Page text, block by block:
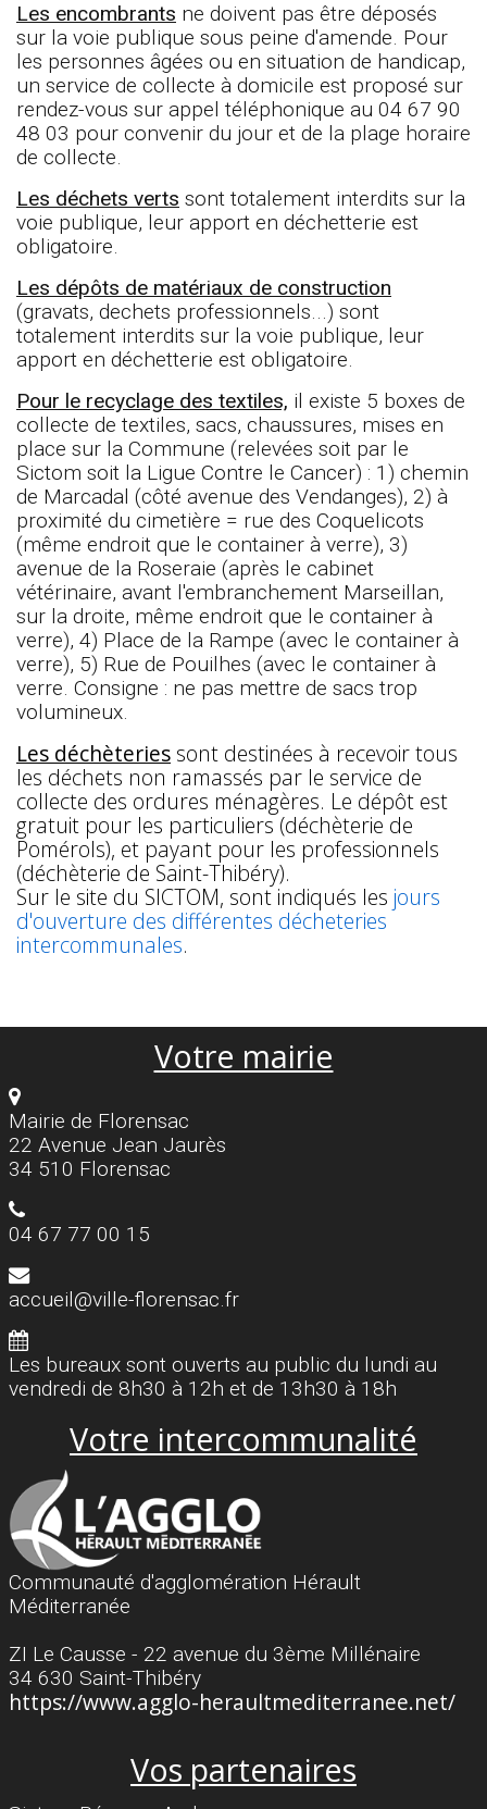
Les encombrants ne doivent pas être déposés
sur la voie publique sous peine d'amende. Pour
les personnes âgées ou en situation de handicap,
un service de collecte à domicile est proposé sur
rendez-vous sur appel téléphonique au 04 67 90
48 03 pour convenir du jour et de la plage horaire
de collecte.
Les déchets verts sont totalement interdits sur la
voie publique, leur apport en déchetterie est
obligatoire.
Les dépôts de matériaux de construction
(gravats, dechets professionnels...) sont
totalement interdits sur la voie publique, leur
apport en déchetterie est obligatoire.
Pour le recyclage des textiles, il existe 5 boxes de
collecte de textiles, sacs, chaussures, mises en
place sur la Commune (relevées soit par le
Sictom soit la Ligue Contre le Cancer) : 1) chemin
de Marcadal (côté avenue des Vendanges), 2) à
proximité du cimetière = rue des Coquelicots
(même endroit que le container à verre), 3)
avenue de la Roseraie (après le cabinet
vétérinaire, avant l'embranchement Marseillan,
sur la droite, même endroit que le container à
verre), 4) Place de la Rampe (avec le container à
verre), 5) Rue de Pouilhes (avec le container à
verre. Consigne : ne pas mettre de sacs trop
volumineux.
Les déchèteries sont destinées à recevoir tous
les déchets non ramassés par le service de
collecte des ordures ménagères. Le dépôt est
gratuit pour les particuliers (déchèterie de
Pomérols), et payant pour les professionnels
(déchèterie de Saint-Thibéry).
Sur le site du SICTOM, sont indiqués les jours
d'ouverture des différentes décheteries
intercommunales.
Votre mairie
Mairie de Florensac
22 Avenue Jean Jaurès
34 510 Florensac
04 67 77 00 15
accueil@ville-florensac.fr
Les bureaux sont ouverts au public du lundi au
vendredi de 8h30 à 12h et de 13h30 à 18h
Votre intercommunalité
Communauté d'agglomération Hérault
Méditerranée
ZI Le Causse - 22 avenue du 3ème Millénaire
34 630 Saint-Thibéry
https://www.agglo-heraultmediterranee.net/
Vos partenaires